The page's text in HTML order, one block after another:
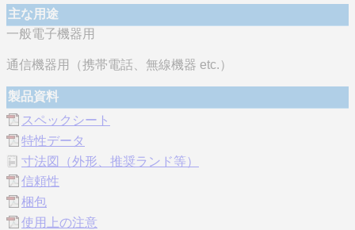
主な用途
一般電子機器用
通信機器用（携帯電話、無線機器 etc.）
製品資料
スペックシート
特性データ
寸法図（外形、推奨ランド等）
信頼性
梱包
使用上の注意